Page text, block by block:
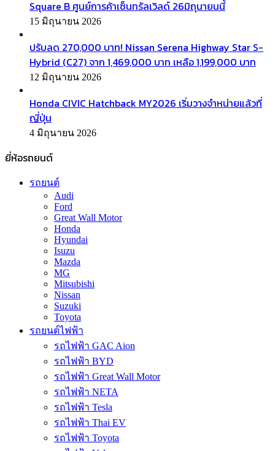
Square B ศูนย์การค้าเซ็นทรัลเวิลด์ 26มิถุนายนนี้
15 มิถุนายน 2026
ปรับลด 270,000 บาท! Nissan Serena Highway Star S-
Hybrid (C27) จาก 1,469,000 บาท เหลือ 1,199,000 บาท
12 มิถุนายน 2026
Honda CIVIC Hatchback MY2026 เริ่มวางจำหน่ายแล้วที่
ญี่ปุ่น
4 มิถุนายน 2026
ยี่ห้อรถยนต์
รถยนต์
Audi
Ford
Great Wall Motor
Honda
Hyundai
Isuzu
Mazda
MG
Mitsubishi
Nissan
Suzuki
Toyota
รถยนต์ไฟฟ้า
รถไฟฟ้า GAC Aion
รถไฟฟ้า BYD
รถไฟฟ้า Great Wall Motor
รถไฟฟ้า NETA
รถไฟฟ้า Tesla
รถไฟฟ้า Thai EV
รถไฟฟ้า Toyota